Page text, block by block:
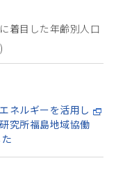
着目した年齢別人口
ネルギーを活用し
究所福島地域協働